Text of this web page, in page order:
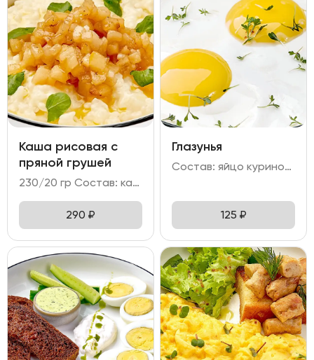
Каша рисовая с
пряной грушей
230/20 гр Состав: каша рисовая на топленом/кокосовом молоке с грушей в сиропе.
290 ₽
Глазунья
Состав: яйцо куриное - 2 шт
125 ₽